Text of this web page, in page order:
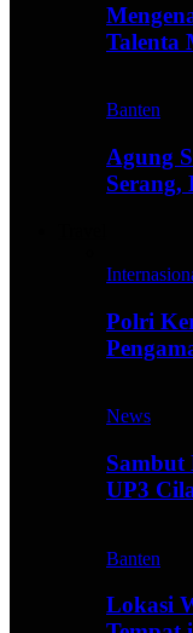
Talenta
Banten
Agung
Serang,
Polri
News
Sambut
UP3
Banten
Lokasi